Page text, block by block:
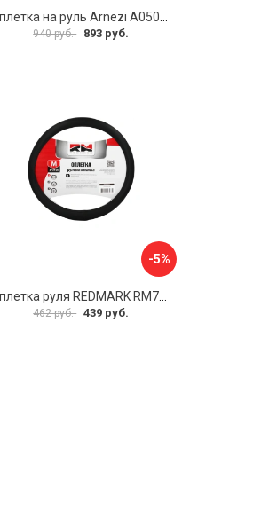
Оплетка на руль Arnezi A0501040
940 руб. 893 руб.
-5%
Оплетка руля REDMARK RM78002
462 руб. 439 руб.